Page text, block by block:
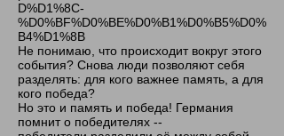
D%D1%8C-
%D0%BF%D0%BE%D0%B1%D0%B5%D0%
B4%D1%8B
Не понимаю, что происходит вокруг этого
события? Снова люди позволяют себя
разделять: для кого важнее память, а для
кого победа?
Но это и память и победа! Германия
помнит о победителях --